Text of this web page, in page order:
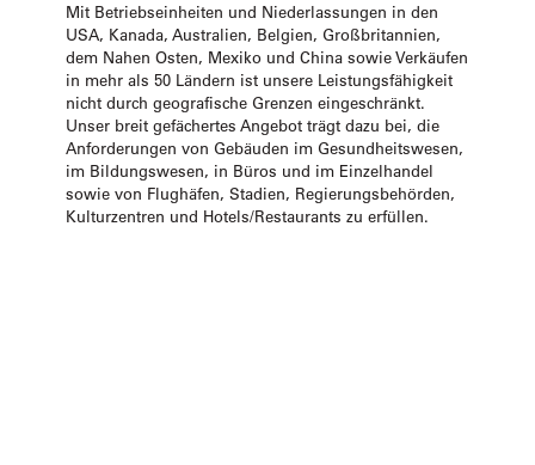
Mit Betriebseinheiten und Niederlassungen in den
USA, Kanada, Australien, Belgien, Großbritannien,
dem Nahen Osten, Mexiko und China sowie Verkäufen
in mehr als 50 Ländern ist unsere Leistungsfähigkeit
nicht durch geografische Grenzen eingeschränkt.
Unser breit gefächertes Angebot trägt dazu bei, die
Anforderungen von Gebäuden im Gesundheitswesen,
im Bildungswesen, in Büros und im Einzelhandel
sowie von Flughäfen, Stadien, Regierungsbehörden,
Kulturzentren und Hotels/Restaurants zu erfüllen.